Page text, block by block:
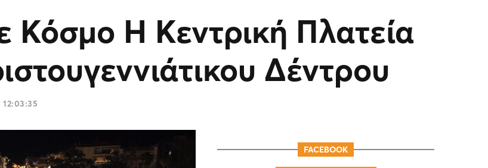
Κόσμο Η Κεντρική Πλατεία
Δέντρου
12:03:35
FACEBOOK